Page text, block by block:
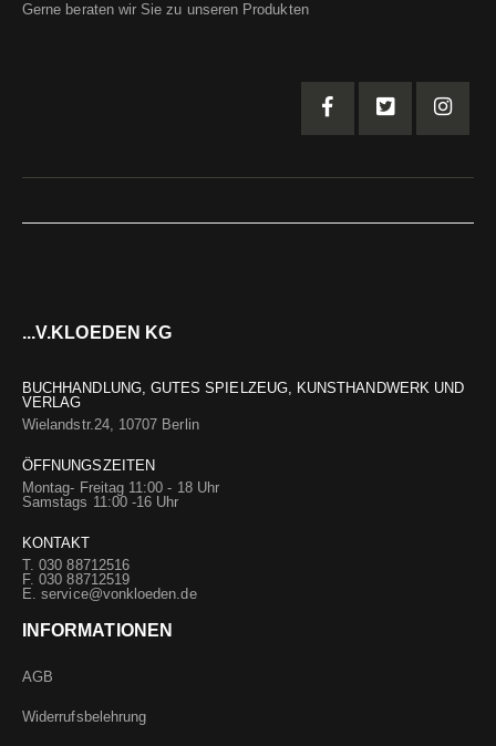
Gerne beraten wir Sie zu unseren Produkten
...V.KLOEDEN KG
BUCHHANDLUNG, GUTES SPIELZEUG, KUNSTHANDWERK UND
VERLAG
Wielandstr.24, 10707 Berlin
ÖFFNUNGSZEITEN
Montag- Freitag 11:00 - 18 Uhr
Samstags 11:00 -16 Uhr
KONTAKT
T. 030 88712516
F. 030 88712519
E.service@vonkloeden.de
INFORMATIONEN
AGB
Widerrufsbelehrung